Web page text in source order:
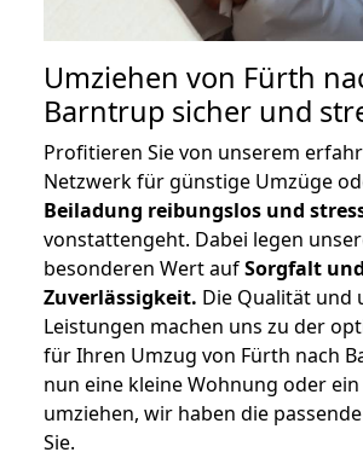
Umziehen von Fürth
Barntrup sicher und
Profitieren Sie von unserem
Netzwerk für günstige Umzüge
Beiladung reibungslos und
vonstattengeht. Dabei legen
besonderen Wert aufSorgfalt und
Zuverlässigkeit. Die Qualität und
Leistungen machen uns zu der
für Ihren Umzug von Fürth nach
nun eine kleine Wohnung oder
umziehen, wir haben die
Sie.